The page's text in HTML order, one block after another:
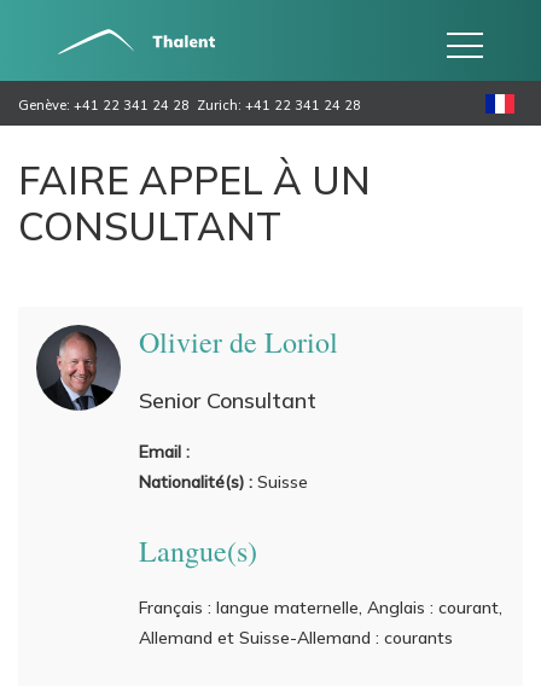
Genève: +41 22 341 24 28 Zurich: +41 22 341 24 28
FAIRE APPEL À UN
CONSULTANT
Olivier de Loriol
Senior Consultant
Email :
Nationalité(s) : Suisse
Langue(s)
Français : langue maternelle, Anglais : courant,
Allemand et Suisse-Allemand : courants